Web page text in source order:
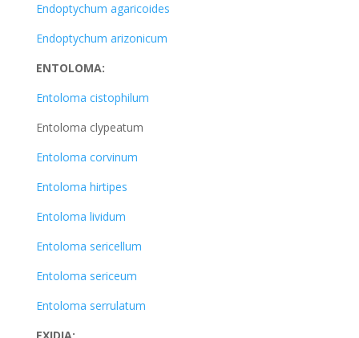
Endoptychum agaricoides
Endoptychum arizonicum
ENTOLOMA:
Entoloma cistophilum
Entoloma clypeatum
Entoloma corvinum
Entoloma hirtipes
Entoloma lividum
Entoloma sericellum
Entoloma sericeum
Entoloma serrulatum